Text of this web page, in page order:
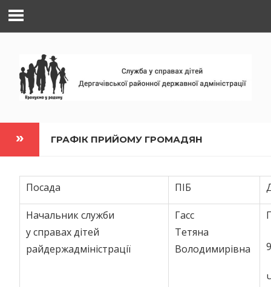
Наверх
ГРАФІК ПРИЙОМУ ГРОМАДЯН
Посада ПІБ
Начальник служби
у справах дітей
райдержадміністрації
Гасс
Тетяна
Володимирівна